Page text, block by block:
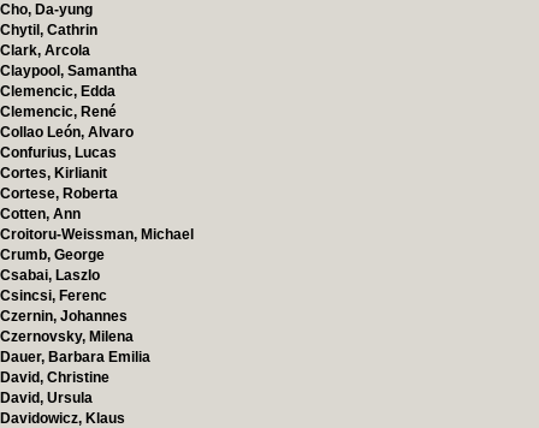
Cho, Da-yung
Chytil, Cathrin
Clark, Arcola
Claypool, Samantha
Clemencic, Edda
Clemencic, René
Collao León, Alvaro
Confurius, Lucas
Cortes, Kirlianit
Cortese, Roberta
Cotten, Ann
Croitoru-Weissman, Michael
Crumb, George
Csabai, Laszlo
Csincsi, Ferenc
Czernin, Johannes
Czernovsky, Milena
Dauer, Barbara Emilia
David, Christine
David, Ursula
Davidowicz, Klaus